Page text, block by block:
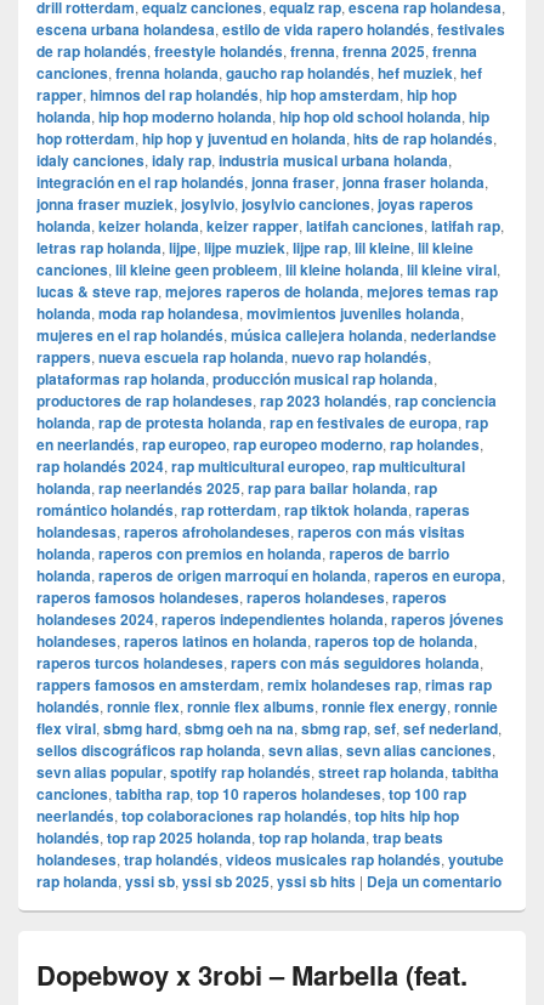
drill rotterdam, equalz canciones, equalz rap, escena rap holandesa,
escena urbana holandesa, estilo de vida rapero holandés, festivales
de rap holandés, freestyle holandés, frenna, frenna 2025, frenna
canciones, frenna holanda, gaucho rap holandés, hef muziek, hef
rapper, himnos del rap holandés, hip hop amsterdam, hip hop
holanda, hip hop moderno holanda, hip hop old school holanda, hip
hop rotterdam, hip hop y juventud en holanda, hits de rap holandés,
idaly canciones, idaly rap, industria musical urbana holanda,
integración en el rap holandés, jonna fraser, jonna fraser holanda,
jonna fraser muziek, josylvio, josylvio canciones, joyas raperos
holanda, keizer holanda, keizer rapper, latifah canciones, latifah rap,
letras rap holanda, lijpe, lijpe muziek, lijpe rap, lil kleine, lil kleine
canciones, lil kleine geen probleem, lil kleine holanda, lil kleine viral,
lucas & steve rap, mejores raperos de holanda, mejores temas rap
holanda, moda rap holandesa, movimientos juveniles holanda,
mujeres en el rap holandés, música callejera holanda, nederlandse
rappers, nueva escuela rap holanda, nuevo rap holandés,
plataformas rap holanda, producción musical rap holanda,
productores de rap holandeses, rap 2023 holandés, rap conciencia
holanda, rap de protesta holanda, rap en festivales de europa, rap
en neerlandés, rap europeo, rap europeo moderno, rap holandes,
rap holandés 2024, rap multicultural europeo, rap multicultural
holanda, rap neerlandés 2025, rap para bailar holanda, rap
romántico holandés, rap rotterdam, rap tiktok holanda, raperas
holandesas, raperos afroholandeses, raperos con más visitas
holanda, raperos con premios en holanda, raperos de barrio
holanda, raperos de origen marroquí en holanda, raperos en europa,
raperos famosos holandeses, raperos holandeses, raperos
holandeses 2024, raperos independientes holanda, raperos jóvenes
holandeses, raperos latinos en holanda, raperos top de holanda,
raperos turcos holandeses, rapers con más seguidores holanda,
rappers famosos en amsterdam, remix holandeses rap, rimas rap
holandés, ronnie flex, ronnie flex albums, ronnie flex energy, ronnie
flex viral, sbmg hard, sbmg oeh na na, sbmg rap, sef, sef nederland,
sellos discográficos rap holanda, sevn alias, sevn alias canciones,
sevn alias popular, spotify rap holandés, street rap holanda, tabitha
canciones, tabitha rap, top 10 raperos holandeses, top 100 rap
neerlandés, top colaboraciones rap holandés, top hits hip hop
holandés, top rap 2025 holanda, top rap holanda, trap beats
holandeses, trap holandés, videos musicales rap holandés, youtube
rap holanda, yssi sb, yssi sb 2025, yssi sb hits | Deja un comentario
Dopebwoy x 3robi – Marbella (feat.